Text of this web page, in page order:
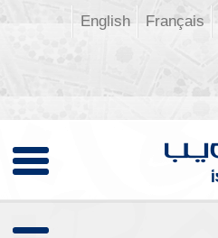
Français
English